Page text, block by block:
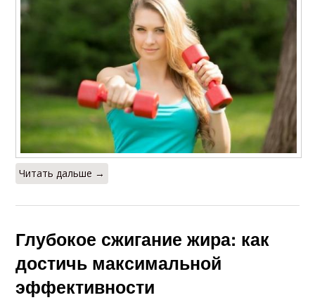
Читать дальше →
Глубокое сжигание жира: как
достичь максимальной
эффективности